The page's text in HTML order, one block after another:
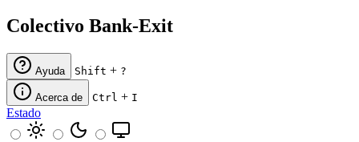
Colectivo Bank-Exit
Ayuda Shift + ?
Acerca de Ctrl + I
Estado